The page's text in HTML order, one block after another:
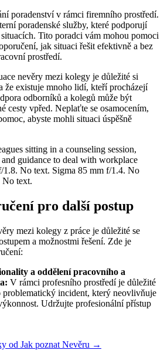
poradenství v rámci firemního prostředí.
poradenské služby, které podporují
Tito poradci vám mohou pomoci
jak situaci řešit efektivně a bez
prostředí.
nevěry mezi kolegy je důležité si
že existuje mnoho lidí, kteří procházejí
odborníků a kolegů může být
cesty vpřed. Neplaťte se osamocením,
abyste mohli situaci úspěšně
pro další postup
mezi kolegy z práce je důležité se
a možnostmi řešení. Zde je
a oddělení pracovního a
V rámci profesního prostředí je důležité
problematický incident, který neovlivňuje
Udržujte profesionální přístup
od Jak poznat Nevěru →